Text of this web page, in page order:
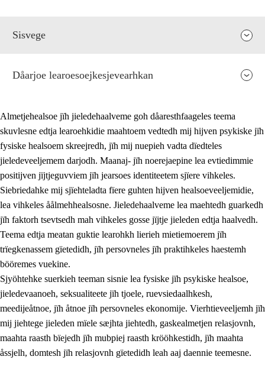
Sisvege
2. Lïeremen, evtiedimmien jïh skearkagimmien prinsihph
2.1 Sosijaale lïereme jïh evtiedimmie
2.2 Maahtoe faagine
2.3 Vihkeles tjiehpiesvoeth
2.4 Lïeredh lïeredh
Dåaresthfaageles teemah
Dåarjoe learoesoejkesjevearhkan
Almetjehealsoe jïh jieledehaalveme goh dåaresthfaageles teema
skuvlesne edtja learoehkidie maahtoem vedtedh mij hijven psykiske jïh
fysiske healsoem skreejredh, jïh mij nuepieh vadta dïedteles
jieledeveeljemem darjodh. Maanaj- jïh noerejaepine lea evtiedimmie
positijven jïjtjeguvviem jïh jearsoes identiteetem sjïere vihkeles.
Siebriedahke mij sjïehteladta fïere guhten hijven healsoeveeljemidie,
lea vihkeles åålmehhealsosne. Jieledehaalveme lea maehtedh guarkedh
jïh faktorh tsevtsedh mah vihkeles gosse jïjtje jieleden edtja haalvedh.
Teema edtja meatan guktie learohkh lierieh mietiemoerem jïh
trïegkenassem gïetedidh, jïh persovneles jïh praktihkeles haestemh
bööremes vuekine.
Sjyöhtehke suerkieh teeman sisnie lea fysiske jïh psykiske healsoe,
jieledevaanoeh, seksualiteete jïh tjoele, ruevsiedaalhkesh,
meedijeåtnoe, jïh åtnoe jïh persovneles ekonomije. Vierhtieveeljemh jïh
mij jiehtege jieleden mïele sæjhta jiehtedh, gaskealmetjen relasjovnh,
maahta raasth bïejedh jïh mubpiej raasth krööhkestidh, jïh maahta
åssjelh, domtesh jïh relasjovnh gïetedidh leah aaj daennie teemesne.